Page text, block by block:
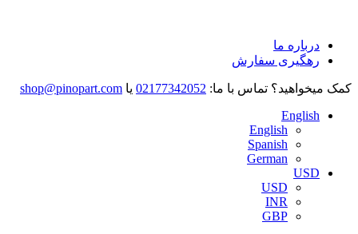
درباره ما
رهگیری سفارش
کمک میخواهید؟ تماس با ما: 02177342052 یا shop@pinopart.com
English
English
Spanish
German
USD
USD
INR
GBP